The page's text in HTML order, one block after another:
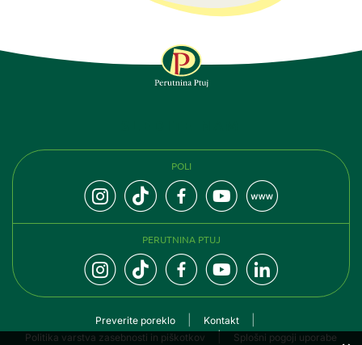
POLI
PERUTNINA PTUJ
Preverite poreklo
Kontakt
Politika varstva zasebnosti in piškotkov
Splošni pogoji uporabe